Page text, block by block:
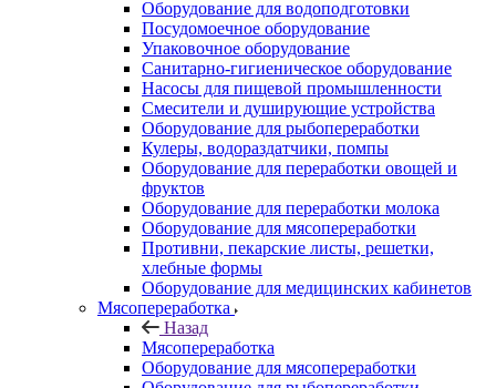
Оборудование для водоподготовки
Посудомоечное оборудование
Упаковочное оборудование
Санитарно-гигиеническое оборудование
Насосы для пищевой промышленности
Смесители и душирующие устройства
Оборудование для рыбопереработки
Кулеры, водораздатчики, помпы
Оборудование для переработки овощей и
фруктов
Оборудование для переработки молока
Оборудование для мясопереработки
Противни, пекарские листы, решетки,
хлебные формы
Оборудование для медицинских кабинетов
Мясопереработка
Назад
Мясопереработка
Оборудование для мясопереработки